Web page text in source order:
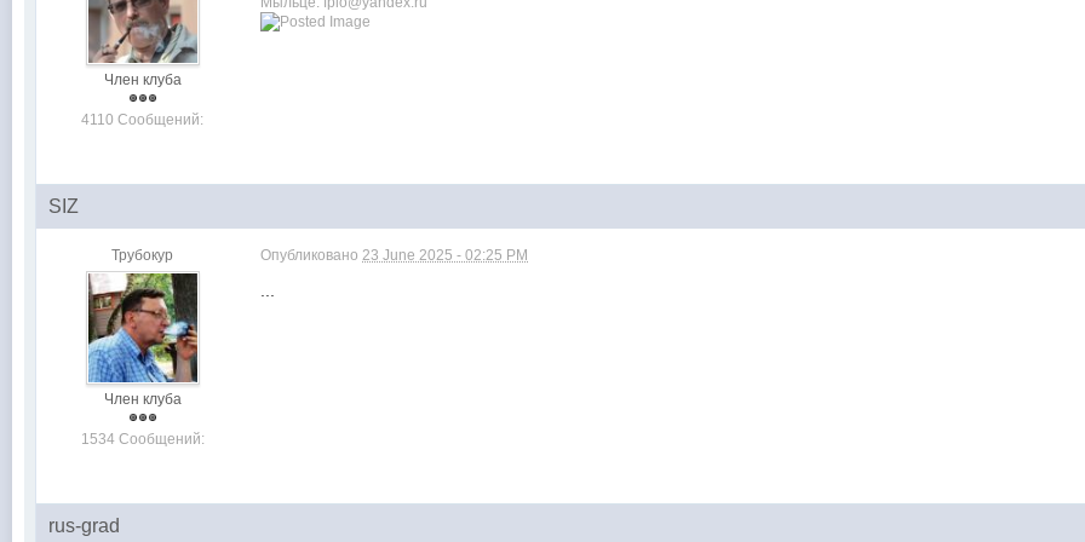
Член клуба
4110 Сообщений:
SIZ
Трубокур
Член клуба
1534 Сообщений:
Опубликовано 23 June 2025 - 02:25 PM
rus-grad